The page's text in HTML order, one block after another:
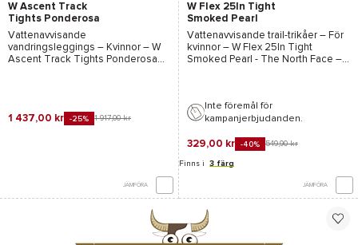
W Ascent Track
Tights Ponderosa
Pine
Vattenavvisande
vandringsleggings – Kvinnor – W
Ascent Track Tights Ponderosa
1 437,00 kr -25% 1 917,00 kr
JÄMFÖRA
W Flex 25In Tight
Smoked Pearl
Vattenavvisande trail-trikåer – För
kvinnor – W Flex 25In Tight
Smoked Pearl - The North Face –
Inte föremål för
kampanjerbjudanden.
329,00 kr -40% 549,90 kr
Finns i 3 färg
JÄMFÖRA